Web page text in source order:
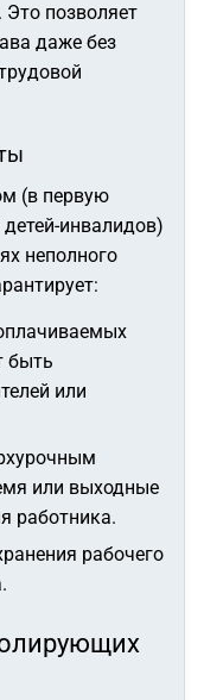
. Это позволяет
даже без
(в первую
детей-инвалидов)
неполного
быть
или
или выходные
работника.
рабочего